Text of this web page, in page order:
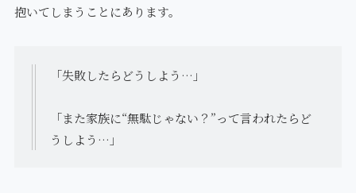
抱いてしまうことにあります。
「失敗したらどうしよう…」
「また家族に“無駄じゃない？”って言われたらど
うしよう…」